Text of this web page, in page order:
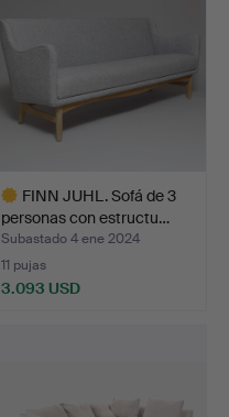
FINN JUHL. Sofá de 3
personas con estructu…
Subastado 4 ene 2024
11 pujas
3.093 USD